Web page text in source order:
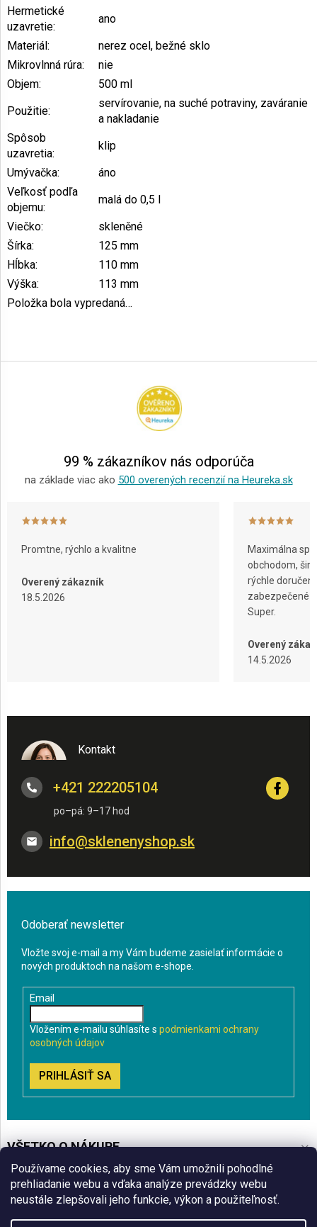
Používame cookies, aby sme Vám umožnili pohodlné
prehliadanie webu a vďaka analýze prevádzky webu
neustále zlepšovali jeho funkcie, výkon a použiteľnosť.
Hermetické
uzavretie:
ano
Materiál:
nerez ocel, bežné sklo
Mikrovlnná rúra:
nie
Objem:
500 ml
Použitie:
servírovanie, na suché potraviny, zaváranie
a nakladanie
Spôsob
uzavretia:
klip
Umývačka:
áno
Veľkosť podľa
objemu:
malá do 0,5 l
Viečko:
skleněné
Šírka:
125 mm
Hĺbka:
110 mm
Výška:
113 mm
Položka bola vypredaná…
á
99 % zákazníkov nás odporúča
na základe viac ako 500 overených recenzií na Heureka.sk
Promtne, rýchlo a kvalitne
Overený zákazník
18.5.2026
Maximálna
obchodom,
rýchle
zabezpečené
Super.
Overený
14.5.2026
Kontakt
info@sklenenyshop.sk
+421 222205104
Odoberať newsletter
Vložte svoj e-mail a my Vám budeme zasielať informácie o
nových produktoch na našom e-shope.
Email
Vložením e-mailu súhlasíte s podmienkami ochrany
osobných údajov
PRIHLÁSIŤ SA
VŠETKO O NÁKUPE
BLOG
ČO VÁS ZAUJÍMA